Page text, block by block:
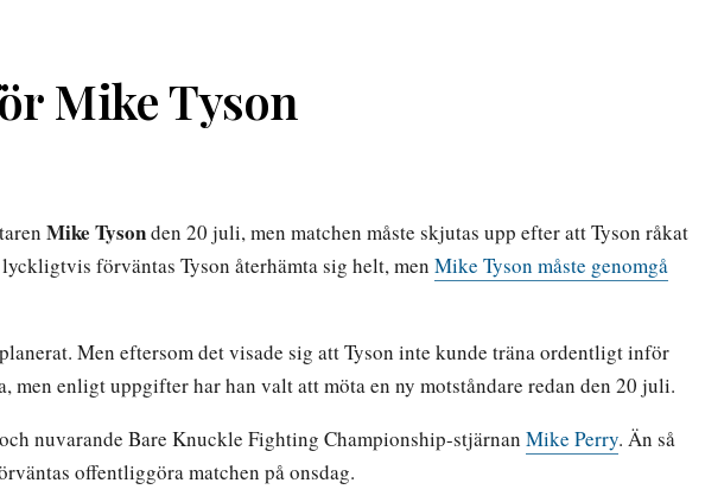
Mike Tyson
Mike Tysonden 20 juli, men matchen måste skjutas upp efter att Tyson råkat
förväntas Tyson återhämta sig helt, men Mike Tyson måste genomgå
Men eftersom det visade sig att Tyson inte kunde träna ordentligt inför
men enligt uppgifter har han valt att möta en ny motståndare redan den 20 juli.
nuvarande Bare Knuckle Fighting Championship-stjärnan Mike Perry. Än så
offentliggöra matchen på onsdag.